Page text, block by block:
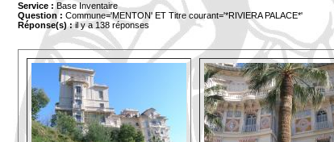
Service : Base Inventaire
Question : Commune='MENTON' ET Titre courant='*RIVIERA PALACE*'
Réponse(s) :il y a 138 réponses